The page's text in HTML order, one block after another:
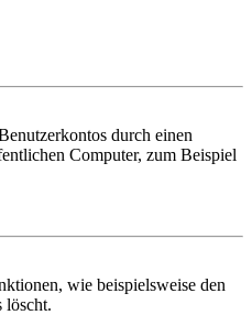
durch einen
Computer, zum Beispiel
wie beispielsweise den
löscht.